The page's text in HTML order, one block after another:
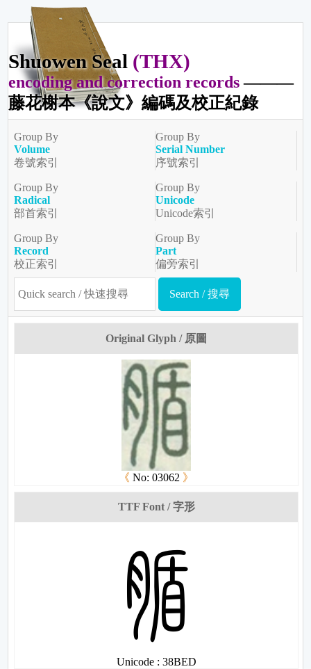
Shuowen Seal (THX)
encoding and correction records ———
藤花榭本《說文》編碼及校正紀錄
Group By
Volume
卷號索引
Group By
Serial Number
序號索引
Group By
Radical
部首索引
Group By
Unicode
Unicode索引
Group By
Record
校正索引
Group By
Part
偏旁索引
Original Glyph / 原圖
《 No: 03062 》
TTF Font / 字形
姭
Unicode : 38BED